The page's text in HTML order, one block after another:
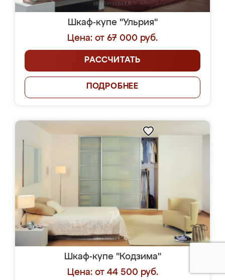
Шкаф-купе "Ульрия"
Цена: от 67 000 руб.
РАССЧИТАТЬ
ПОДРОБНЕЕ
Шкаф-купе "Кодзима"
Цена: от 44 500 руб.